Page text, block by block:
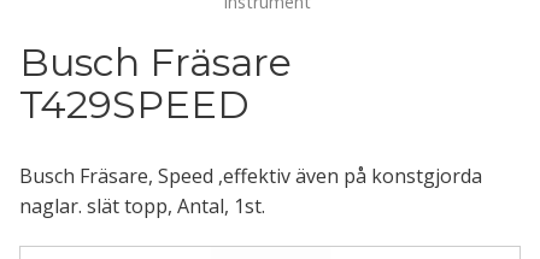
Busch Fräsare
T429SPEED
Busch Fräsare, Speed ,effektiv även på konstgjorda
naglar. slät topp, Antal, 1st.